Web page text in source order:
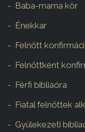
Baba-mama kör
Énekkar
Felnőtt
Felnőttként
Férfi bibliaóra
Fiatal felnőttek
Gyülekezeti